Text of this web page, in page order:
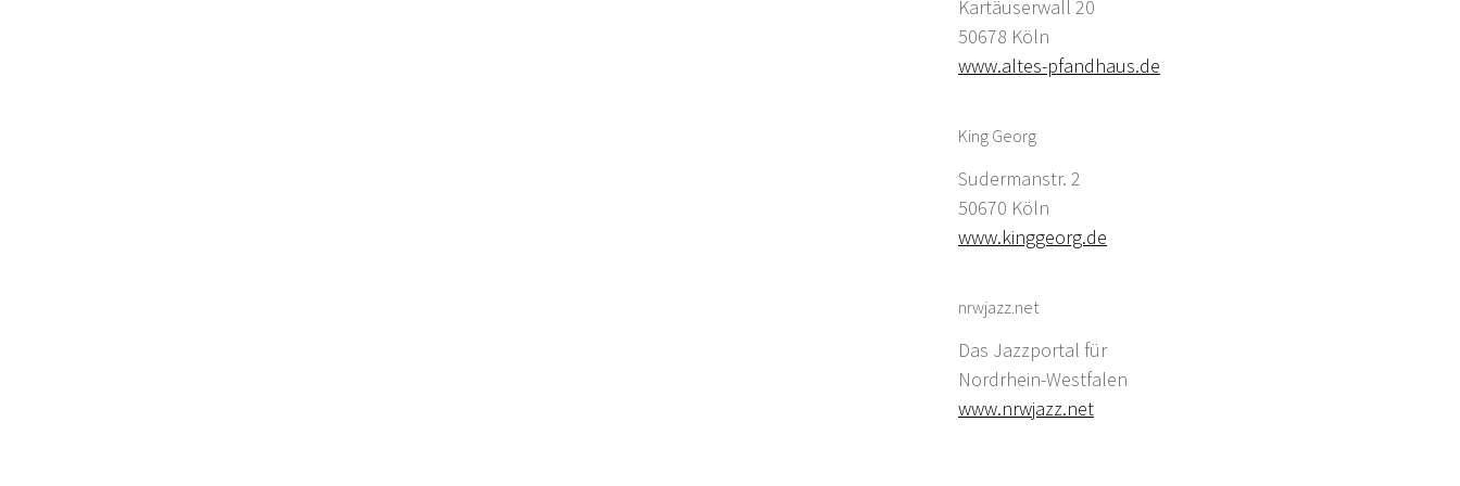
Kartäuserwall 20
50678 Köln
www.altes-pfandhaus.de
King Georg
Sudermanstr. 2
50670 Köln
www.kinggeorg.de
nrwjazz.net
Das Jazzportal für
Nordrhein-Westfalen
www.nrwjazz.net